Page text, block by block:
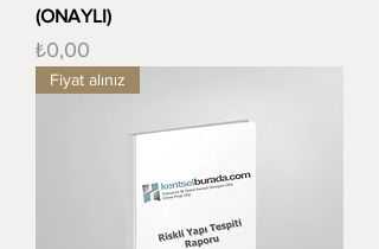
(ONAYLI)
Fiyat
₺0,00
Fiyat alınız